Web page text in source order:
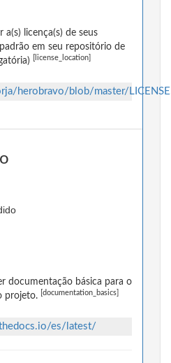
licença(s) de seus
em seu repositório de
[license_location]
herobravo/blob/master/
documentação básica para o
projeto.
[documentation_basics]
es/latest/